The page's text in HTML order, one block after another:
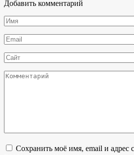
Добавить комментарий
Имя
*
Email
*
Сайт
Комментарий
Сохранить моё имя, email и адрес